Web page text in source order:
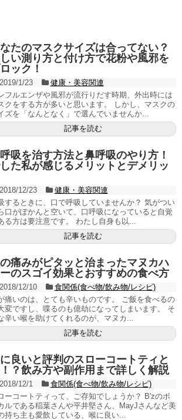
たのマスクサイズは合ってない？
い測り方と付け方で花粉や風邪を
ック！
2019/1/23
健康・美容関連
フルエンザや風邪が流行りだす時期、外出時には
クをする方が多いと思います。 しかし、マスクの
ズを「なんとなく」で選んでいませんか...
記事を読む
吸を治す方法と鼻呼吸のやり方！
た私が感じるメリットとデメリッ
2018/12/23
健康・美容関連
するときに、口で呼吸していませんか？ 気がつい
口がぽかんと空いて、口呼吸になっていると自覚
る方は要注意です。 わたし自身も以...
記事を読む
痛みがピタッと治まったマヌカハ
のスゴイ効果とおすすめの食べ方
2018/12/10
食関係(食べ物/飲み物/レシピ)
痛いのは、とても辛いものです。 ご飯を食べるの
変ですし、喋るのも億劫になってしまいます。 そ
辛い喉を助けてくれるのが、マヌカ...
記事を読む
良いと評判のスローコートティと
？飲み方や副作用まで詳しく解説
2018/12/1
食関係(食べ物/飲み物/レシピ)
ーコートティって、ご存知でしょうか？ B'zのボ
ルである稲葉さんや平井堅さん、MayJさんなど美
持ち主も愛飲している、喉に良い...